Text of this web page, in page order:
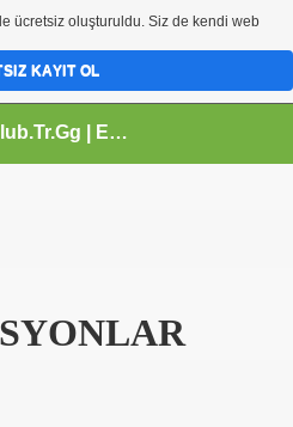
UfoFunClub.Tr.Gg | Eğlence Dünyam | Html Kodlar | Htm Kod | Paylasım Diyarı | Video İzle | Online Tv İzle |
ücretsiz oluşturuldu. Siz de kendi web
KAYIT OL